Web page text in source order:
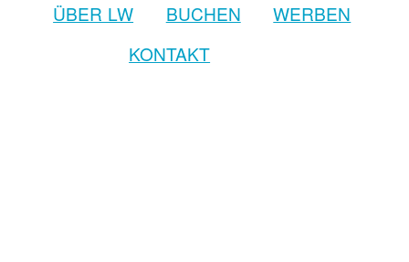
ÜBER LW BUCHEN
WERBEN
KONTAKT